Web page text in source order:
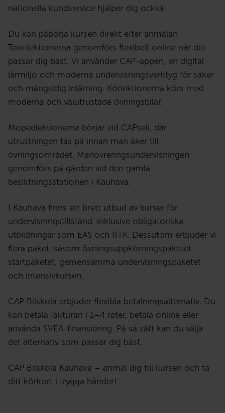
nationella kundservice hjälper dig också!
Du kan påbörja kursen direkt efter anmälan.
Teorilektionerna genomförs flexibelt online när det
passar dig bäst. Vi använder CAP-appen, en digital
lärmiljö och moderna undervisningsverktyg för säker
och mångsidig inlärning. Körlektionerna körs med
moderna och välutrustade övningsbilar.
Mopedlektionerna börjar vid CAPseli, där
utrustningen tas på innan man åker till
övningsområdet. Manövreringsundervisningen
genomförs på gården vid den gamla
besiktningsstationen i Kauhava.
I Kauhava finns ett brett utbud av kurser för
undervisningstillstånd, inklusive obligatoriska
utbildningar som EAS och RTK. Dessutom erbjuder vi
flera paket, såsom övningsuppkörningspaketet,
startpaketet, gemensamma undervisningspaketet
och intensivkursen.
CAP Bilskola erbjuder flexibla betalningsalternativ. Du
kan betala fakturan i 1–4 rater, betala online eller
använda SVEA-finansiering. På så sätt kan du välja
det alternativ som passar dig bäst.
CAP Bilskola Kauhava – anmäl dig till kursen och ta
ditt körkort i trygga händer!